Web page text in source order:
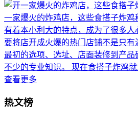
一家爆火的炸鸡店，这些食搭子炸鸡
有着本小利大的特点，成为了很多
要将店开成火爆的热门店铺不是只有
最初的选项、选址、店面装修到产
不少的专业知识。 现在食搭子炸鸡就
查看更多
热文榜